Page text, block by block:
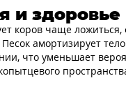
и здоровье
коров чаще
амортизирует
что уменьшает